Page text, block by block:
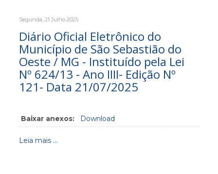
Segunda, 21 Julho 2025
Diário Oficial Eletrônico do
Município de São Sebastião do
Oeste / MG - Instituído pela Lei
Nº 624/13 - Ano IIII- Edição Nº
121- Data 21/07/2025
Baixar anexos: Download
Leia mais ...